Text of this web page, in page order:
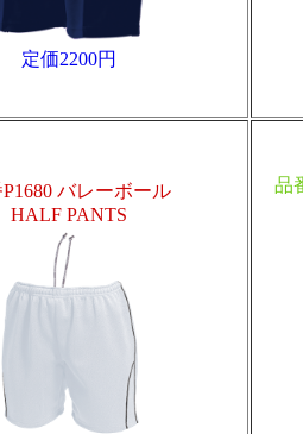
定価2200円
バレーボール
HALF PANTS
品